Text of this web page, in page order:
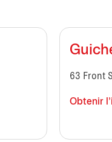
63 Front
Obtenir